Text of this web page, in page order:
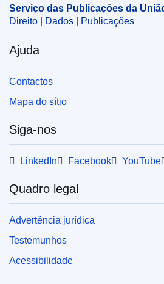
OJ : JOC_2023_035_R_0060
IMMC : ARR-T-0487-2021
Serviço das Publicações da
Direito | Dados | Publicações
Ajuda
Contactos
Mapa do sítio
Siga-nos
LinkedIn Facebook YouTube
Quadro legal
Advertência jurídica
Testemunhos
Acessibilidade